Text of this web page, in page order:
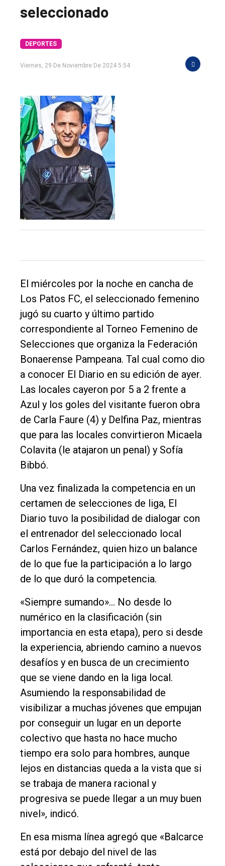
El
Balcarce
Inicio
Tendencia
Int.
General
Política
Cultura
Entrevistas
Rural
Deportes
Edición
Empresa
Nosotros
Contacto
seleccionado
DEPORTES
Viernes, 29 De Noviembre De 2024 5:54
El miércoles por la noche en cancha de
Los Patos FC, el seleccionado femenino
jugó su cuarto y último partido
correspondiente al Torneo Femenino de
Selecciones que organiza la Federación
Bonaerense Pampeana. Tal cual como dio
a conocer El Diario en su edición de ayer.
Las locales cayeron por 5 a 2 frente a
Azul y los goles del visitante fueron obra
de Carla Faure (4) y Delfina Paz, mientras
que para las locales convirtieron Micaela
Colavita (le atajaron un penal) y Sofía
Bibbó.
Una vez finalizada la competencia en un
certamen de selecciones de liga, El
Diario tuvo la posibilidad de dialogar con
el entrenador del seleccionado local
Carlos Fernández, quien hizo un balance
de lo que fue la participación a lo largo
de lo que duró la competencia.
«Siempre sumando»... No desde lo
numérico en la clasificación (sin
importancia en esta etapa), pero si desde
la experiencia, abriendo camino a nuevos
desafíos y en busca de un crecimiento
que se viene dando en la liga local.
Asumiendo la responsabilidad de
visibilizar a muchas jóvenes que empujan
por conseguir un lugar en un deporte
colectivo que hasta no hace mucho
tiempo era solo para hombres, aunque
lejos en distancias queda a la vista que si
se trabaja de manera racional y
progresiva se puede llegar a un muy buen
nivel», indicó.
En esa misma línea agregó que «Balcarce
está por debajo del nivel de las